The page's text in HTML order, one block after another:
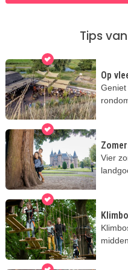
Tips
Op
Vier